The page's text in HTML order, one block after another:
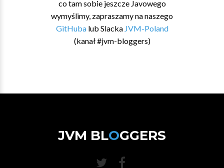
co tam sobie jeszcze Javowego
wymyślimy, zapraszamy na naszego
GitHubalub Slacka JVM-Poland
(kanał #jvm-bloggers)
JVM BLOGGERS